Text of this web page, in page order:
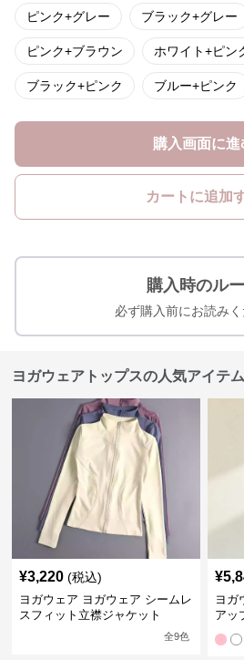
ピンク+グレー ブラック+グレー
ピンク+ブラウン ホワイト+ピン
ブラック+ピンク ブルー+ピンク
購入画面に進
カートに追加
購入時のル
必ず購入前にお読みく
ヨガウェアトップスの人気アイテム
¥3,220 (税込)
ヨガウェア ヨガウェア シームレ
スフィット立襟ジャケット
全9色
¥
ヨガ
アッ